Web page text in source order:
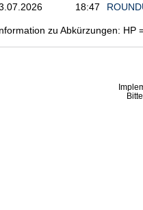
18:47
zu Abkürzungen: HP